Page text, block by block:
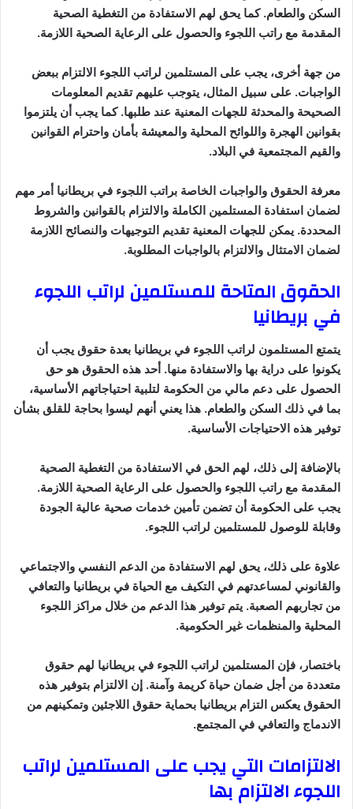
السكن والطعام. كما يحق لهم الاستفادة من التغطية الصحية
المقدمة مع راتب اللجوء والحصول على الرعاية الصحية اللازمة.
من جهة أخرى، يجب على المستلمين لراتب اللجوء الالتزام ببعض
الواجبات. على سبيل المثال، يتوجب عليهم تقديم المعلومات
الصحيحة والمحدثة للجهات المعنية عند طلبها. كما يجب أن يلتزموا
بقوانين الهجرة واللوائح المحلية والمعيشة بأمان واحترام القوانين
والقيم المجتمعية في البلاد.
معرفة الحقوق والواجبات الخاصة براتب اللجوء في بريطانيا أمر مهم
لضمان استفادة المستلمين الكاملة والالتزام بالقوانين والشروط
المحددة. يمكن للجهات المعنية تقديم التوجيهات والنصائح اللازمة
لضمان الامتثال والالتزام بالواجبات المطلوبة.
الحقوق المتاحة للمستلمين لراتب اللجوء
في بريطانيا
يتمتع المستلمون لراتب اللجوء في بريطانيا بعدة حقوق يجب أن
يكونوا على دراية بها والاستفادة منها. أحد هذه الحقوق هو حق
الحصول على دعم مالي من الحكومة لتلبية احتياجاتهم الأساسية،
بما في ذلك السكن والطعام. هذا يعني أنهم ليسوا بحاجة للقلق بشأن
توفير هذه الاحتياجات الأساسية.
بالإضافة إلى ذلك، لهم الحق في الاستفادة من التغطية الصحية
المقدمة مع راتب اللجوء والحصول على الرعاية الصحية اللازمة.
يجب على الحكومة أن تضمن تأمين خدمات صحية عالية الجودة
وقابلة للوصول للمستلمين لراتب اللجوء.
علاوة على ذلك، يحق لهم الاستفادة من الدعم النفسي والاجتماعي
والقانوني لمساعدتهم في التكيف مع الحياة في بريطانيا والتعافي
من تجاربهم الصعبة. يتم توفير هذا الدعم من خلال مراكز اللجوء
المحلية والمنظمات غير الحكومية.
باختصار، فإن المستلمين لراتب اللجوء في بريطانيا لهم حقوق
متعددة من أجل ضمان حياة كريمة وآمنة. إن الالتزام بتوفير هذه
الحقوق يعكس التزام بريطانيا بحماية حقوق اللاجئين وتمكينهم من
الاندماج والتعافي في المجتمع.
الالتزامات التي يجب على المستلمين لراتب
اللجوء الالتزام بها